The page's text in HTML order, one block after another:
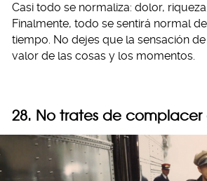
Casi todo se normaliza: dolor,
Finalmente, todo se sentirá normal
tiempo. No dejes que la sensación
valor de las cosas y los momentos.
28. No trates de complacer